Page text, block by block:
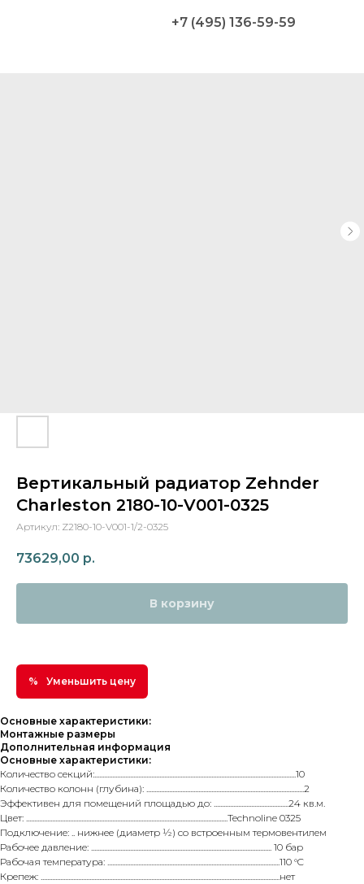
+7 (495) 136-59-59
Вертикальный радиатор Zehnder
Charleston 2180-10-V001-0325
Артикул: Z2180-10-V001-1/2-0325
73629,00 р.
В корзину
Уменьшить цену
Основные характеристики:
Монтажные размеры
Дополнительная информация
Основные характеристики:
Количество секций:............................................................................................................................10
Количество колонн (глубина): .................................................................................................2
Эффективен для помещений площадью до: ..............................................24 кв.м.
Цвет: ............................................................................................................................Technoline 0325
Подключение: .. нижнее (диаметр ½) со встроенным термовентилем
Рабочее давление: ............................................................................................................... 10 бар
Рабочая температура: ..........................................................................................................110 °C
Крепеж: ...................................................................................................................................................нет